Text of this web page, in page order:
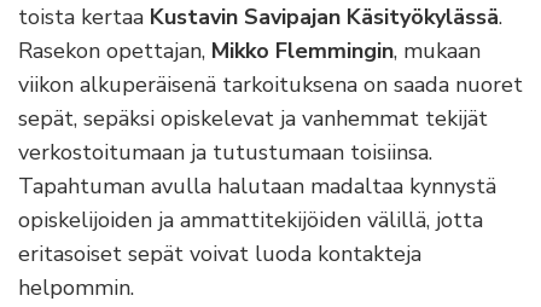
toista kertaa Kustavin Savipajan Käsityökylässä.
Rasekon opettajan, Mikko Flemmingin, mukaan
viikon alkuperäisenä tarkoituksena on saada nuoret
sepät, sepäksi opiskelevat ja vanhemmat tekijät
verkostoitumaan ja tutustumaan toisiinsa.
Tapahtuman avulla halutaan madaltaa kynnystä
opiskelijoiden ja ammattitekijöiden välillä, jotta
eritasoiset sepät voivat luoda kontakteja
helpommin.